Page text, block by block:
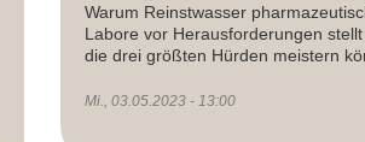
Warum Reinstwasser
Labore vor Herausforderungen
die drei größten Hürden meistern
Mi., 03.05.2023 - 13:00